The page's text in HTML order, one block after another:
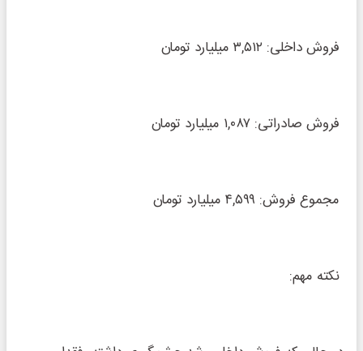
فروش داخلی: ۳,۵۱۲ میلیارد تومان
فروش صادراتی: ۱,۰۸۷ میلیارد تومان
مجموع فروش: ۴,۵۹۹ میلیارد تومان
نکته مهم: